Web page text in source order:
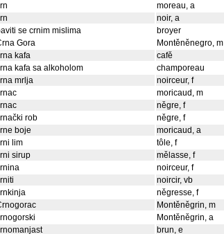
moreau, a
noir, a
se crnim mislima
broyer
Gora
Montěněnegro, m
kafa
cafě
kafa sa alkoholom
champoreau
mrlja
noirceur, f
moricaud, m
něgre, f
rob
něgre, f
boje
moricaud, a
lim
tôle, f
sirup
mělasse, f
noirceur, f
noircir, vb
něgresse, f
Montěněgrin, m
Montěněgrin, a
brun, e